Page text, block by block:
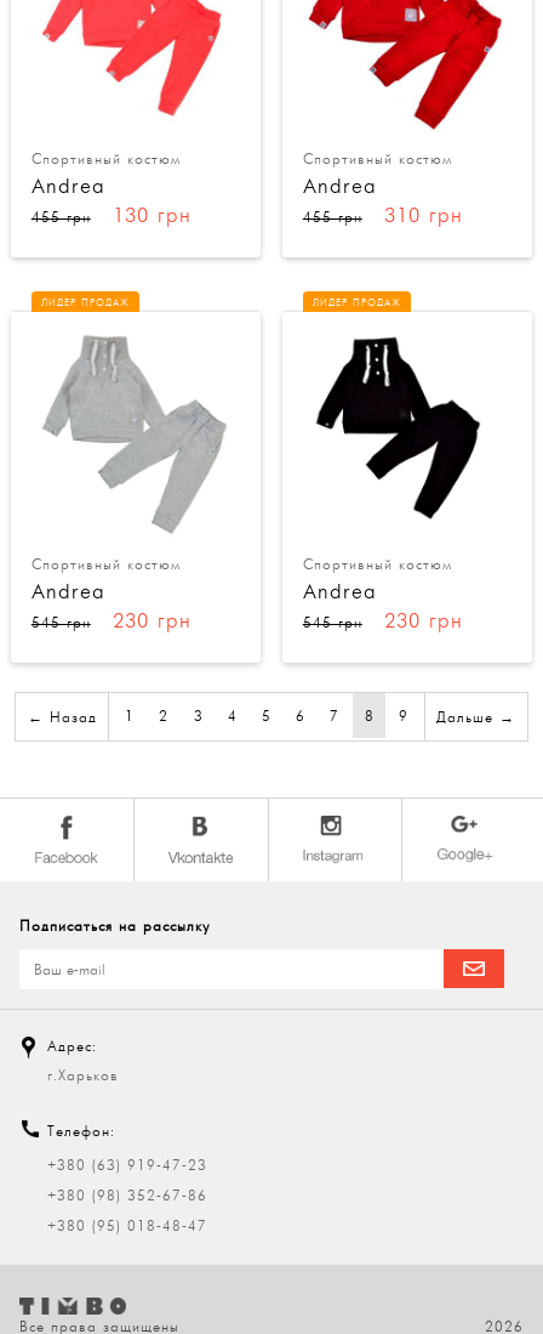
Спортивный костюм
Andrea
455 грн 130 грн
Спортивный костюм
Andrea
455 грн 310 грн
Спортивный костюм
Andrea
545 грн 230 грн
ЛИДЕР ПРОДАЖ
Спортивный костюм
Andrea
545 грн 230 грн
ЛИДЕР ПРОДАЖ
← Назад 1 2 3 4 5 6 7 8 9 Дальше →
Подписаться на рассылку
Адрес:
г.Харьков
Телефон:
+380 (63) 919-47-23
+380 (98) 352-67-86
+380 (95) 018-48-47
Все права защищены 2026